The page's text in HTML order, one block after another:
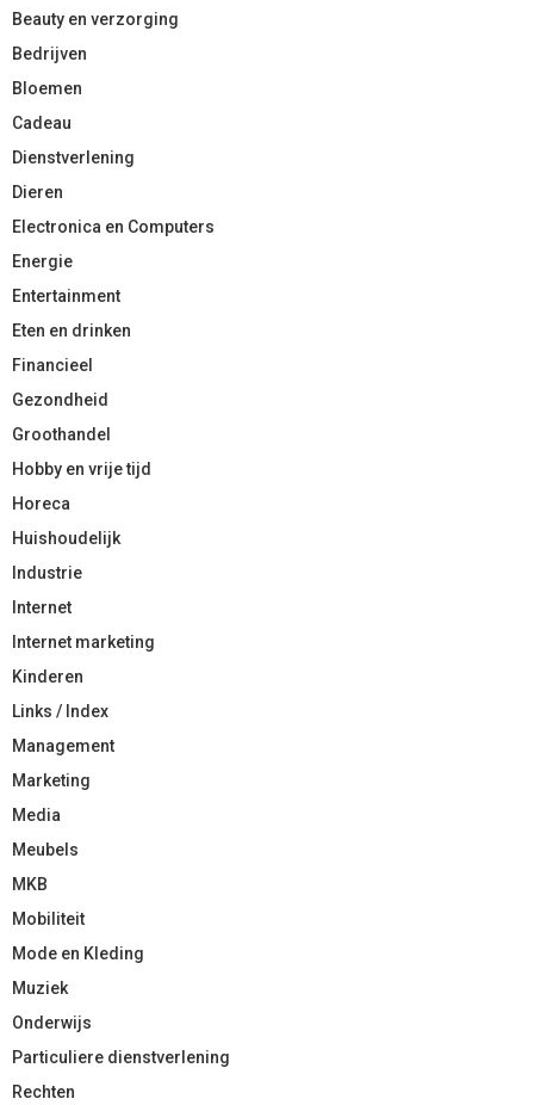
Beauty en verzorging
Bedrijven
Bloemen
Cadeau
Dienstverlening
Dieren
Electronica en Computers
Energie
Entertainment
Eten en drinken
Financieel
Gezondheid
Groothandel
Hobby en vrije tijd
Horeca
Huishoudelijk
Industrie
Internet
Internet marketing
Kinderen
Links / Index
Management
Marketing
Media
Meubels
MKB
Mobiliteit
Mode en Kleding
Muziek
Onderwijs
Particuliere dienstverlening
Rechten